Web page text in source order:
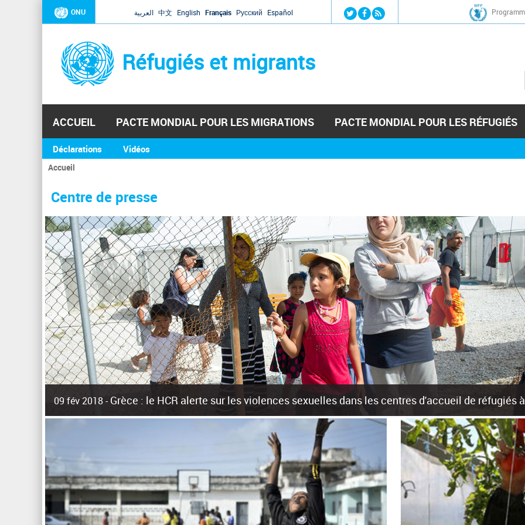
Jump to navigation
ONU العربية 中文 English Français Русский Español
Réfugiés et migrants
ACCUEIL PACTE MONDIAL POUR LES MIGRATIONS PACTE MONDIAL POUR LES RÉFUGIÉS
Déclarations Vidéos
Vous
ici
Accueil
Centre de presse
09 fév 2018 - Grèce : le HCR alerte sur les violences sexuelles dans les centres d'accueil de réfugiés
La surpopulation des centres d'accueil de réfugiés et migrants sur les îles grecques est source de violences et de harcèlement